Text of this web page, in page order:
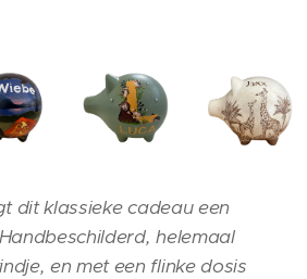
dit klassieke cadeau een
helemaal
en met een flinke dosis